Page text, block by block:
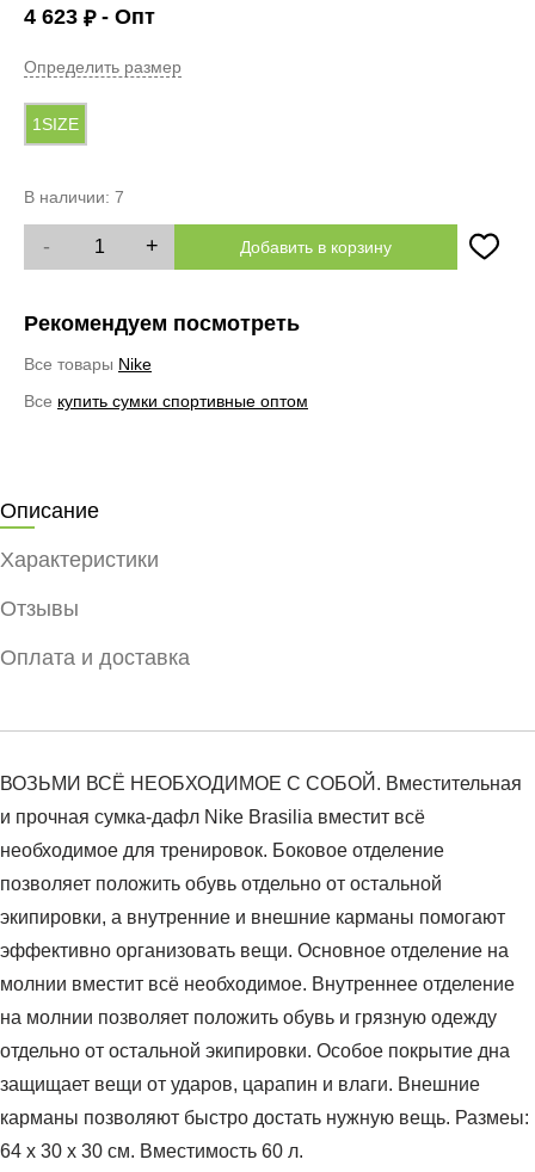
4 623 ₽- Опт
Определить размер
1SIZE
В наличии: 7
- + Добавить в корзину
Рекомендуем посмотреть
Все товары Nike
Все купить сумки спортивные оптом
Описание
Характеристики
Отзывы
Оплата и доставка
ВОЗЬМИ ВСЁ НЕОБХОДИМОЕ С СОБОЙ. Вместительная
и прочная сумка-дафл Nike Brasilia вместит всё
необходимое для тренировок. Боковое отделение
позволяет положить обувь отдельно от остальной
экипировки, а внутренние и внешние карманы помогают
эффективно организовать вещи. Основное отделение на
молнии вместит всё необходимое. Внутреннее отделение
на молнии позволяет положить обувь и грязную одежду
отдельно от остальной экипировки. Особое покрытие дна
защищает вещи от ударов, царапин и влаги. Внешние
карманы позволяют быстро достать нужную вещь. Размеы:
64 x 30 x 30 см. Вместимость 60 л.